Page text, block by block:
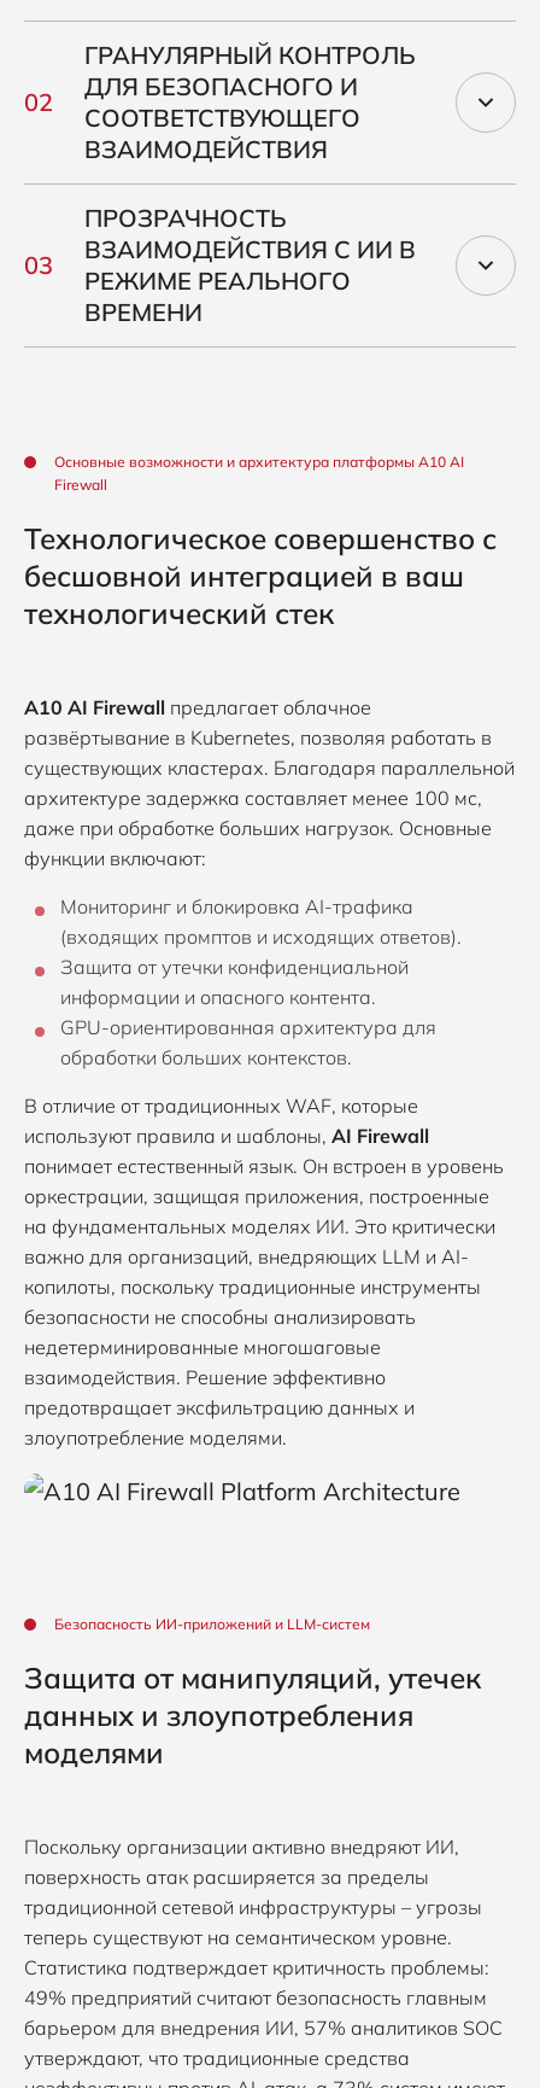
ГРАНУЛЯРНЫЙ КОНТРОЛЬ
ДЛЯ БЕЗОПАСНОГО И
СООТВЕТСТВУЮЩЕГО
ВЗАИМОДЕЙСТВИЯ
ПРОЗРАЧНОСТЬ
ВЗАИМОДЕЙСТВИЯ С ИИ В
РЕЖИМЕ РЕАЛЬНОГО
ВРЕМЕНИ
Основные возможности и архитектура платформы A10 AI
Firewall
Технологическое совершенство с
бесшовной интеграцией в ваш
технологический стек
A10 AI Firewall предлагает облачное
развёртывание в Kubernetes, позволяя работать в
существующих кластерах. Благодаря параллельной
архитектуре задержка составляет менее 100 мс,
даже при обработке больших нагрузок. Основные
функции включают:
Мониторинг и блокировка AI-трафика
(входящих промптов и исходящих ответов).
Защита от утечки конфиденциальной
информации и опасного контента.
GPU-ориентированная архитектура для
обработки больших контекстов.
В отличие от традиционных WAF, которые
используют правила и шаблоны, AI Firewall
понимает естественный язык. Он встроен в уровень
оркестрации, защищая приложения, построенные
на фундаментальных моделях ИИ. Это критически
важно для организаций, внедряющих LLM и AI-
копилоты, поскольку традиционные инструменты
безопасности не способны анализировать
недетерминированные многошаговые
взаимодействия. Решение эффективно
предотвращает эксфильтрацию данных и
злоупотребление моделями.
Безопасность ИИ-приложений и LLM-систем
Защита от манипуляций, утечек
данных и злоупотребления
моделями
Поскольку организации активно внедряют ИИ,
поверхность атак расширяется за пределы
традиционной сетевой инфраструктуры – угрозы
теперь существуют на семантическом уровне.
Статистика подтверждает критичность проблемы:
49% предприятий считают безопасность главным
барьером для внедрения ИИ, 57% аналитиков SOC
утверждают, что традиционные средства